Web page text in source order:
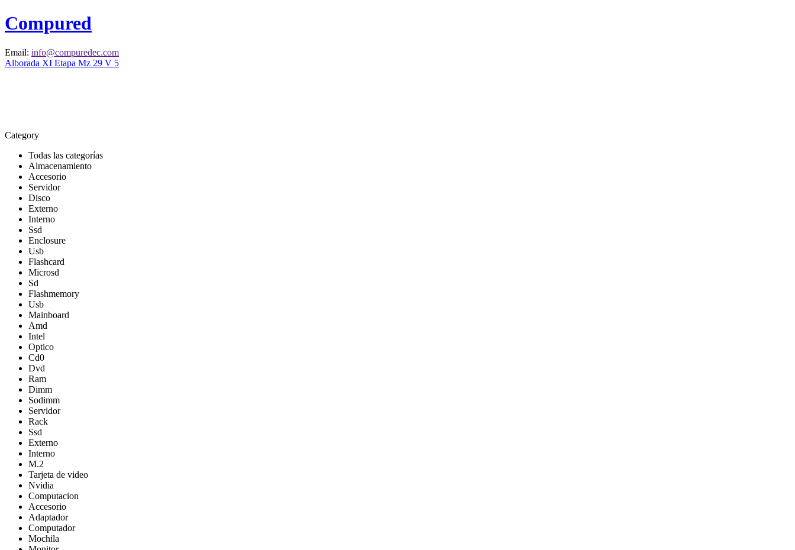
Compured
Email: info@compuredec.com
Alborada XI Etapa Mz 29 V 5
Category
Todas las categorías
Almacenamiento
Accesorio
Servidor
Disco
Externo
Interno
Ssd
Enclosure
Usb
Flashcard
Microsd
Sd
Flashmemory
Usb
Mainboard
Amd
Intel
Optico
Cd0
Dvd
Ram
Dimm
Sodimm
Servidor
Rack
Ssd
Externo
Interno
M.2
Tarjeta de video
Nvidia
Computacion
Accesorio
Adaptador
Computador
Mochila